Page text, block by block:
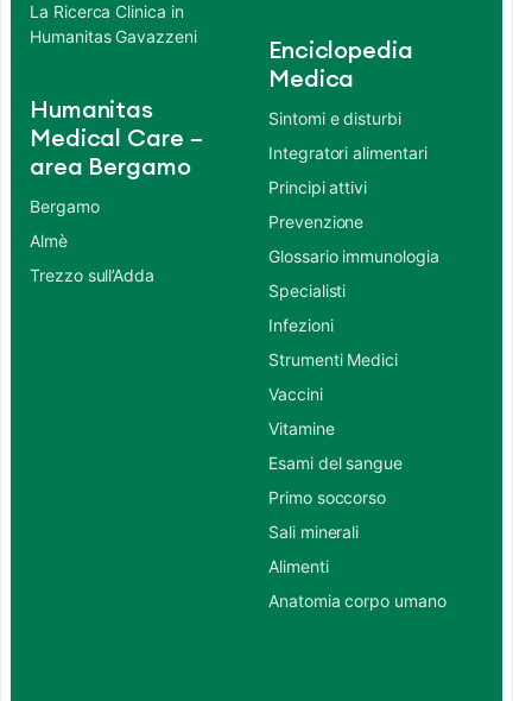
La Ricerca Clinica in
Humanitas Gavazzeni
Humanitas
Medical Care –
area Bergamo
Bergamo
Almè
Trezzo sull’Adda
Enciclopedia
Medica
Sintomi e disturbi
Integratori alimentari
Principi attivi
Prevenzione
Glossario immunologia
Specialisti
Infezioni
Strumenti Medici
Vaccini
Vitamine
Esami del sangue
Primo soccorso
Sali minerali
Alimenti
Anatomia corpo umano